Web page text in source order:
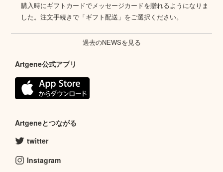
購入時にギフトカードでメッセージカードを贈れるようになりま
した。注文手続きで「ギフト配送」をご選択ください。
過去のNEWSを見る
Artgene公式アプリ
Artgeneとつながる
twitter
Instagram